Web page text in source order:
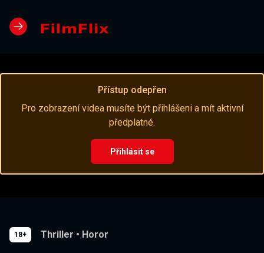
Přístup odepřen
Pro zobrazení videa musíte být přihlášeni a mít aktivní
předplatné.
Přihlásit se
18+ Thriller • Horor